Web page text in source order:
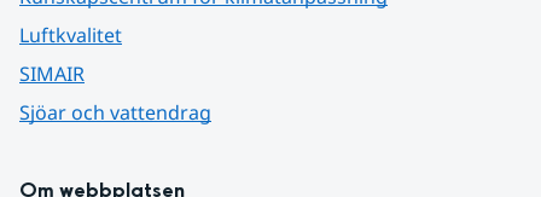
Luftkvalitet
SIMAIR
Sjöar och vattendrag
Om webbplatsen